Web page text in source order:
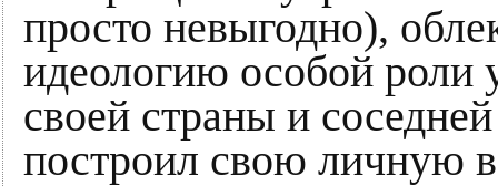
просто невыгодно),
идеологию особой роли
своей страны и
построил свою личную